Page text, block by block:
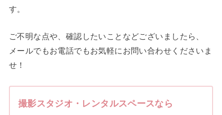
す。
ご不明な点や、確認したいことなどございましたら、
メールでもお電話でもお気軽にお問い合わせくださいま
せ！
撮影スタジオ・レンタルスペースなら